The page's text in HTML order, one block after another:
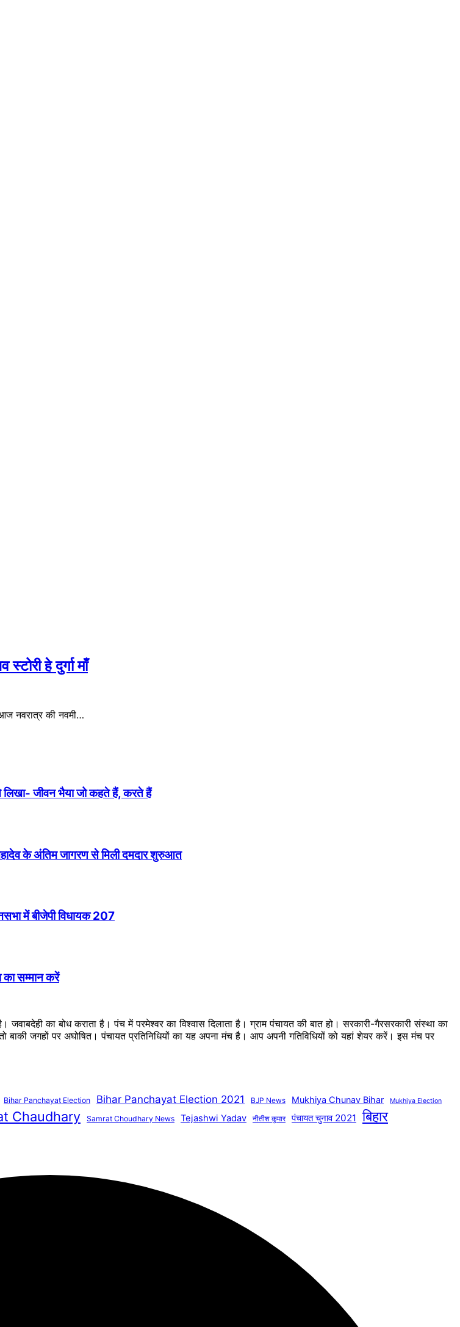
हे दुर्गा माँ
नवरात्र की नवमी…
लिखा- जीवन भैया जो कहते हैं, करते हैं
के अंतिम जागरण से मिली दमदार शुरुआत
में बीजेपी विधायक 207
का सम्मान करें
का बोध कराता है। पंच में परमेश्वर का विश्वास दिलाता है। ग्राम पंचायत की बात हो। सरकारी-गैरसरकारी संस्था का
बाकी जगहों पर अघोषित। पंचायत प्रतिनिधियों का यह अपना मंच है। आप अपनी गतिविधियों को यहां शेयर करें। इस मंच पर
Bihar Panchayat Election Bihar Panchayat Election 2021 BJP News Mukhiya Chunav Bihar Mukhiya Election
Chaudhary Samrat Choudhary News Tejashwi Yadav नीतीश कुमार पंचायत चुनाव 2021 बिहार